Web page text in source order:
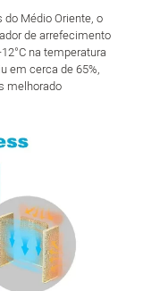
Médio Oriente, o
de arrefecimento
na temperatura
em cerca de 65%,
melhorado